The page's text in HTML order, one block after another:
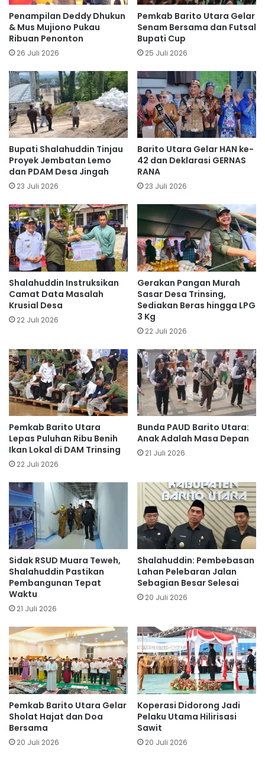
Penampilan Deddy Dhukun
& Mus Mujiono Pukau
Ribuan Penonton
26 Juli 2026
Pemkab Barito Utara Gelar
Senam Bersama dan Futsal
Bupati Cup
25 Juli 2026
Bupati Shalahuddin Tinjau
Proyek Jembatan Lemo
dan PDAM Desa Jingah
23 Juli 2026
Barito Utara Gelar HAN ke-
42 dan Deklarasi GERNAS
RANA
23 Juli 2026
Shalahuddin Instruksikan
Camat Data Masalah
Krusial Desa
22 Juli 2026
Gerakan Pangan Murah
Sasar Desa Trinsing,
Sediakan Beras hingga LPG
3 Kg
22 Juli 2026
Pemkab Barito Utara
Lepas Puluhan Ribu Benih
Ikan Lokal di DAM Trinsing
22 Juli 2026
Bunda PAUD Barito Utara:
Anak Adalah Masa Depan
21 Juli 2026
Sidak RSUD Muara Teweh,
Shalahuddin Pastikan
Pembangunan Tepat
Waktu
21 Juli 2026
Shalahuddin: Pembebasan
Lahan Pelebaran Jalan
Sebagian Besar Selesai
20 Juli 2026
Pemkab Barito Utara Gelar
Sholat Hajat dan Doa
Bersama
20 Juli 2026
Koperasi Didorong Jadi
Pelaku Utama Hilirisasi
Sawit
20 Juli 2026